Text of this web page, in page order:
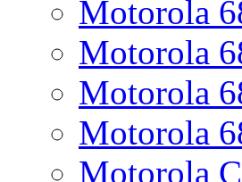
Motorola
Motorola
Motorola
Motorola
Motorola